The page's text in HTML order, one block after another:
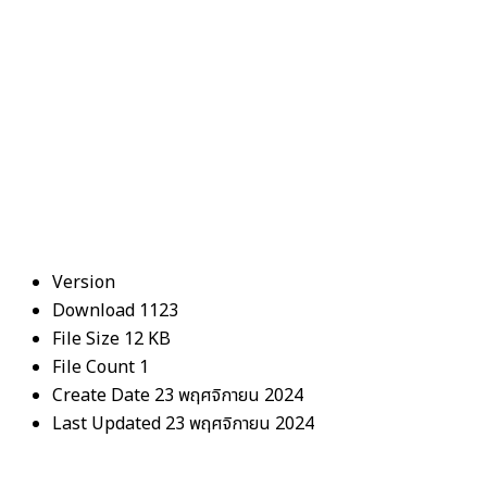
Version
Download 1123
File Size 12 KB
File Count 1
Create Date 23 พฤศจิกายน 2024
Last Updated 23 พฤศจิกายน 2024